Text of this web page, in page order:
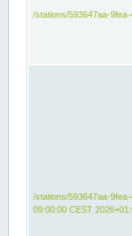
/stations/593647aa-
/stations/593647aa-
09:00:00 CEST